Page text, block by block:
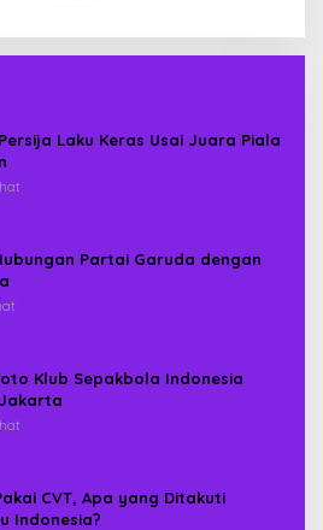
Laku Keras Usai Juara Piala
Partai Garuda dengan
Klub Sepakbola Indonesia
CVT, Apa yang Ditakuti
Indonesia?